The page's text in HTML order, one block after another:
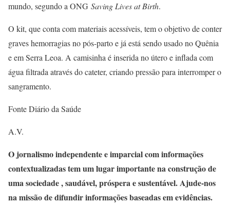
mundo, segundo a ONG Saving Lives at Birth.
O kit, que conta com materiais acessíveis, tem o objetivo de conter
graves hemorragias no pós-parto e já está sendo usado no Quênia
e em Serra Leoa. A camisinha é inserida no útero e inflada com
água filtrada através do cateter, criando pressão para interromper o
sangramento.
Fonte Diário da Saúde
A.V.
O jornalismo independente e imparcial com informações
contextualizadas tem um lugar importante na construção de
uma sociedade , saudável, próspera e sustentável. Ajude-nos
na missão de difundir informações baseadas em evidências.